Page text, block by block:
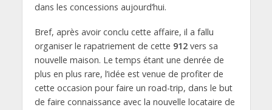
dans les concessions aujourd’hui.
Bref, après avoir conclu cette affaire, il a fallu
organiser le rapatriement de cette 912vers sa
nouvelle maison. Le temps étant une denrée de
plus en plus rare, l’idée est venue de profiter de
cette occasion pour faire un road-trip, dans le but
de faire connaissance avec la nouvelle locataire de